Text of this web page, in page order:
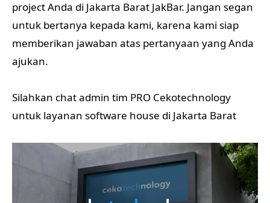
project Anda di Jakarta Barat JakBar. Jangan segan
untuk bertanya kepada kami, karena kami siap
memberikan jawaban atas pertanyaan yang Anda
ajukan.
Silahkan chat admin tim PRO Cekotechnology
untuk layanan software house di Jakarta Barat